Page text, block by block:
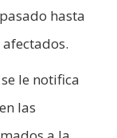
hasta
le notifica
las